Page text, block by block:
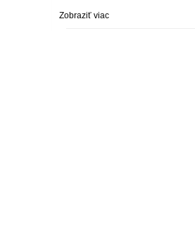
Zobraziť viac